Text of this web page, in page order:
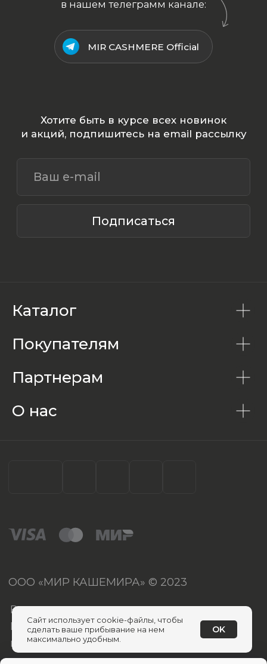
Каталог
Покупателям
Партнерам
О нас
Сайт использует cookie-файлы, чтобы
сделать ваше прибывание на нем
максимально удобным.
OK